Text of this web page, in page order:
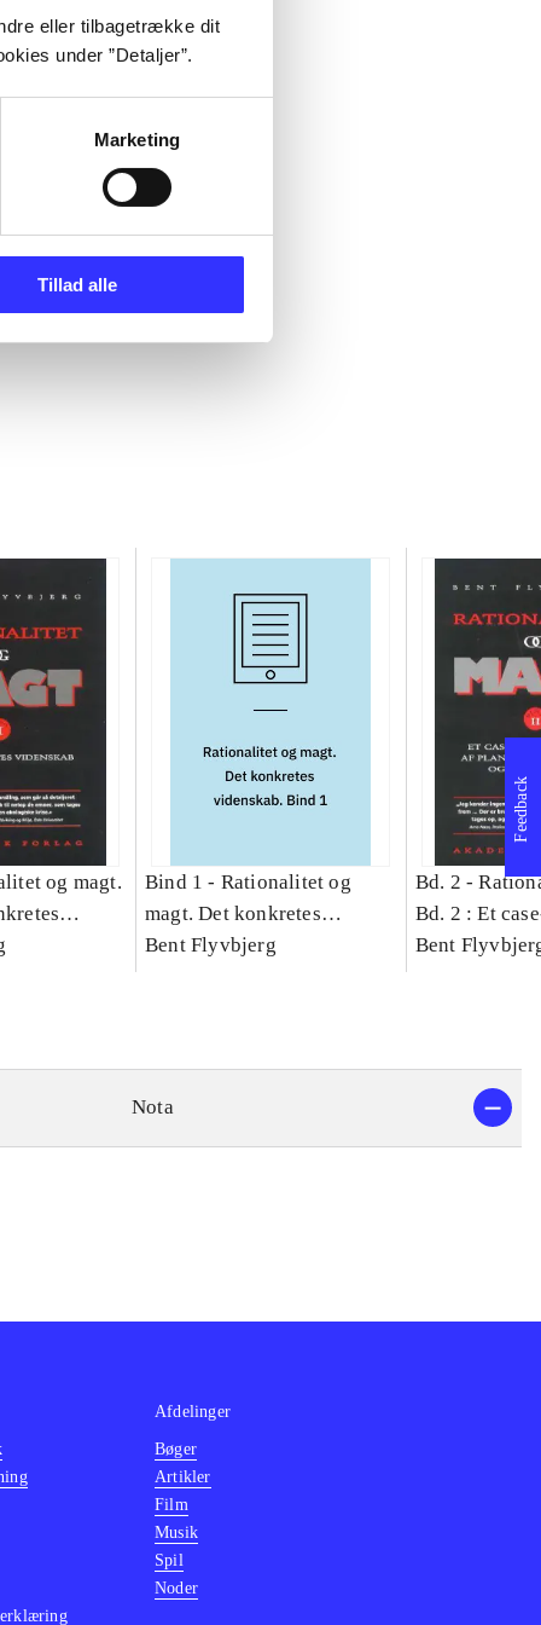
eller tilbagetrække dit
under ”Detaljer”.
Marketing
Tillad alle
og magt.
Bind 1 - Rationalitet og
magt. Det konkretes
videnskab. Bind 1
Bent Flyvbjerg
Bd. 2 -
Bd. 2 : Et
studie af
Bent
Nota
Feedback
Afdelinger
Bøger
Artikler
Film
Musik
Spil
Noder